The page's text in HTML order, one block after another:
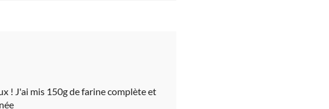
! J'ai mis 150g de farine complète et